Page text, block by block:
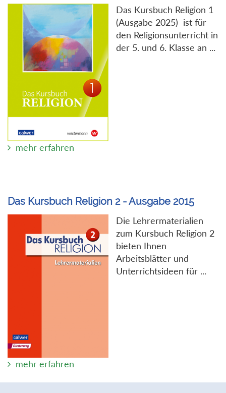
Das Kursbuch Religion 1
(Ausgabe 2025) ist für
den Religionsunterricht in
der 5. und 6. Klasse an ...
mehr erfahren
Das Kursbuch Religion 2 - Ausgabe 2015
Die Lehrermaterialien
zum Kursbuch Religion 2
bieten Ihnen
Arbeitsblätter und
Unterrichtsideen für ...
mehr erfahren